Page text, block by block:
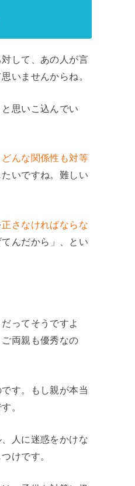
して、あの人が言
いませんからね。
思いこ込んでい
どんな関係性も対等
いですね。難しい
正さなければならな
んだから」、とい
ってそうですよ
両親も優秀なの
す。もし親が本当
。
人に迷惑をかけな
けです。